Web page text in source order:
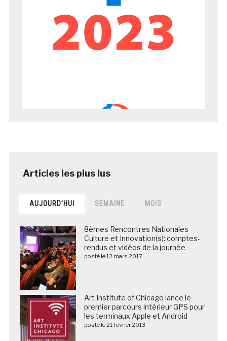
AUJOURD’HUI SEMAINE MOIS
8èmes Rencontres Nationales
Culture et Innovation(s): comptes-
rendus et vidéos de la journée
posté le 12 mars 2017
Art Institute of Chicago lance le
premier parcours intérieur GPS pour
les terminaux Apple et Android
posté le 21 février 2013